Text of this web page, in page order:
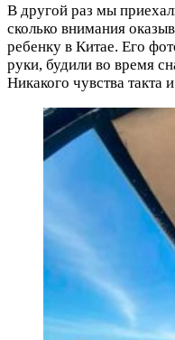
В другой раз мы
сколько внимания
ребенку в Китае. Его
руки, будили во время
Никакого чувства такта